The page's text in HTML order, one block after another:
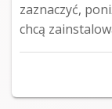
zaznaczyć,
chcą